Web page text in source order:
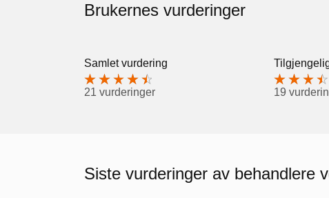
Brukernes vurderinger
Samlet vurdering
21 vurderinger 19
Siste vurderinger av behandlere